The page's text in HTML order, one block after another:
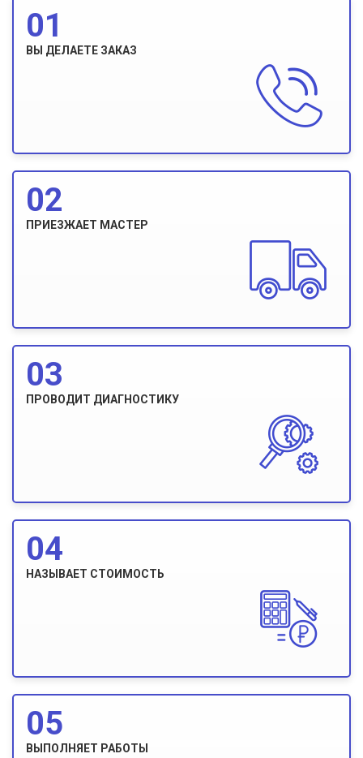
01
ВЫ ДЕЛАЕТЕ ЗАКАЗ
02
ПРИЕЗЖАЕТ МАСТЕР
03
ПРОВОДИТ ДИАГНОСТИКУ
04
НАЗЫВАЕТ СТОИМОСТЬ
05
ВЫПОЛНЯЕТ РАБОТЫ